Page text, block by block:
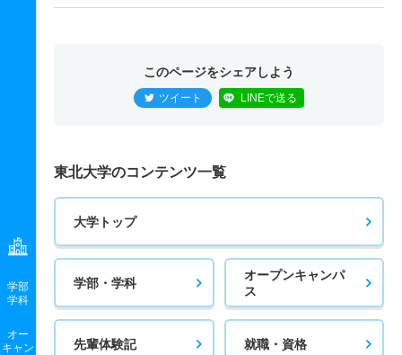
学部
学科
オー
キャン
このページをシェアしよう
ツイート LINEで送る
東北大学のコンテンツ一覧
大学トップ
学部・学科
オープンキャンパ
ス
先輩体験記 就職・資格